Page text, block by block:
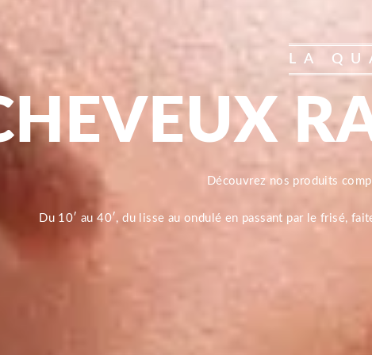
LA
Découvrez nos produits
Du 10′ au 40′, du lisse au ondulé en passant par le frisé,